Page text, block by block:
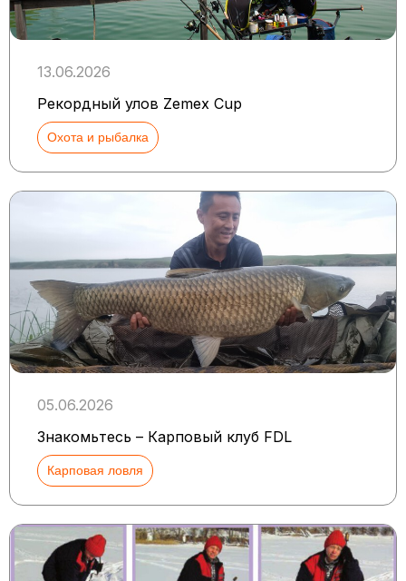
13.06.2026
Рекордный улов Zemex Cup
Охота и рыбалка
05.06.2026
Знакомьтесь – Карповый клуб FDL
Карповая ловля